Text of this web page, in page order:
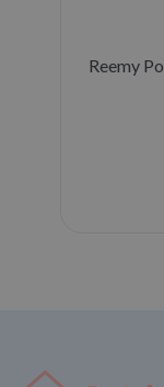
Reemy